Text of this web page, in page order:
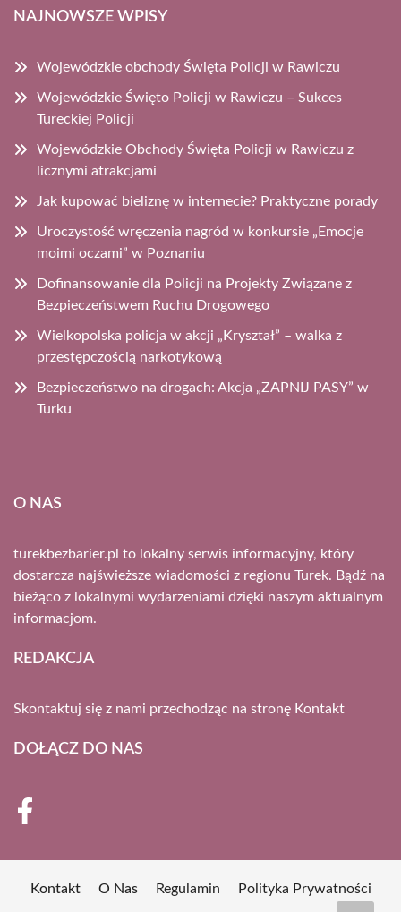
NAJNOWSZE WPISY
Wojewódzkie obchody Święta Policji w Rawiczu
Wojewódzkie Święto Policji w Rawiczu – Sukces
Tureckiej Policji
Wojewódzkie Obchody Święta Policji w Rawiczu z
licznymi atrakcjami
Jak kupować bieliznę w internecie? Praktyczne porady
Uroczystość wręczenia nagród w konkursie „Emocje
moimi oczami” w Poznaniu
Dofinansowanie dla Policji na Projekty Związane z
Bezpieczeństwem Ruchu Drogowego
Wielkopolska policja w akcji „Kryształ” – walka z
przestępczością narkotykową
Bezpieczeństwo na drogach: Akcja „ZAPNIJ PASY” w
Turku
O NAS
turekbezbarier.pl to lokalny serwis informacyjny, który
dostarcza najświeższe wiadomości z regionu Turek. Bądź na
bieżąco z lokalnymi wydarzeniami dzięki naszym aktualnym
informacjom.
REDAKCJA
Skontaktuj się z nami przechodząc na stronę Kontakt
DOŁĄCZ DO NAS
Kontakt O Nas Regulamin Polityka Prywatności